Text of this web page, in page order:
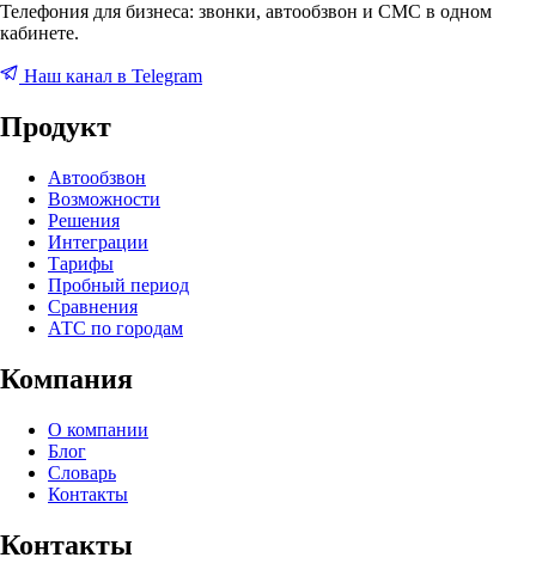
Телефония для бизнеса: звонки, автообзвон и СМС в одном
кабинете.
Наш канал в Telegram
Продукт
Автообзвон
Возможности
Решения
Интеграции
Тарифы
Пробный период
Сравнения
АТС по городам
Компания
О компании
Блог
Словарь
Контакты
Контакты